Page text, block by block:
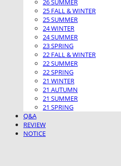
26 SUMMER
25 FALL & WINTER
25 SUMMER
24 WINTER
24 SUMMER
23 SPRING
22 FALL & WINTER
22 SUMMER
22 SPRING
21 WINTER
21 AUTUMN
21 SUMMER
21 SPRING
Q&A
REVIEW
NOTICE